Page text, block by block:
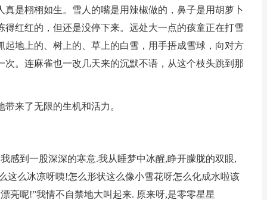
是栩栩如生。雪人的嘴是用辣椒做的，鼻子是用胡萝卜
红红的，但还是没停下来。远处大一点的孩童正在打雪
地上的、树上的、草上的白雪，用手捂成雪球，向对方
。连麻雀也一改几天来的沉默不语，从这个枝头跳到那
来了无限的生机和活力。
感到一股深深的寒意.我从睡梦中冰醒,睁开朦胧的双眼,
这么冰凉呀咦!怎么形状这么像小雪花呀怎么化成水啦该
亮呢!”我情不自禁地大叫起来. 原来呀,是零零星星